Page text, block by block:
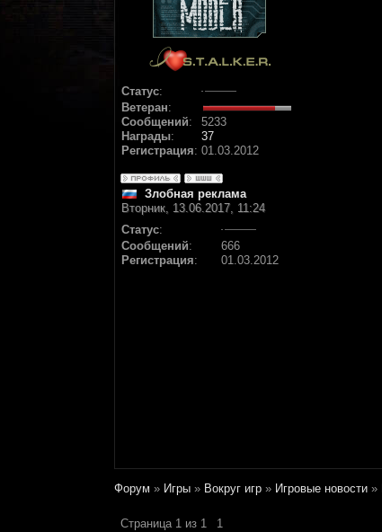
Статус:
Ветеран:
Сообщений:
5233
Награды:
37
Регистрация: 01.03.2012
Злобная реклама
Вторник, 13.06.2017, 11:24
Статус:
Сообщений:
666
Регистрация: 01.03.2012
Форум » Игры » Вокруг игр » Игровые новости »
Страница 1 из 1 1